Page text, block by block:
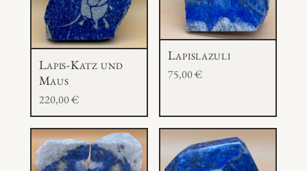
Lapis-Katz und
Maus
220,00€
Lapislazuli
75,00€